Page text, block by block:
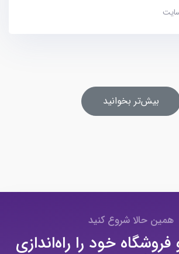
بیش‌تر بخوانید
همین حالا شروع کنید
خود را راه‌اندازی